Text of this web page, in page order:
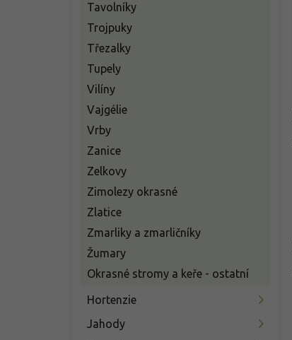
Tavolníky
Trojpuky
Třezalky
Tupely
Vilíny
Vajgélie
Vrby
Zanice
Zelkovy
Zimolezy okrasné
Zlatice
Zmarliky a zmarličníky
Žumary
Okrasné stromy a keře - ostatní
Hortenzie
Jahody